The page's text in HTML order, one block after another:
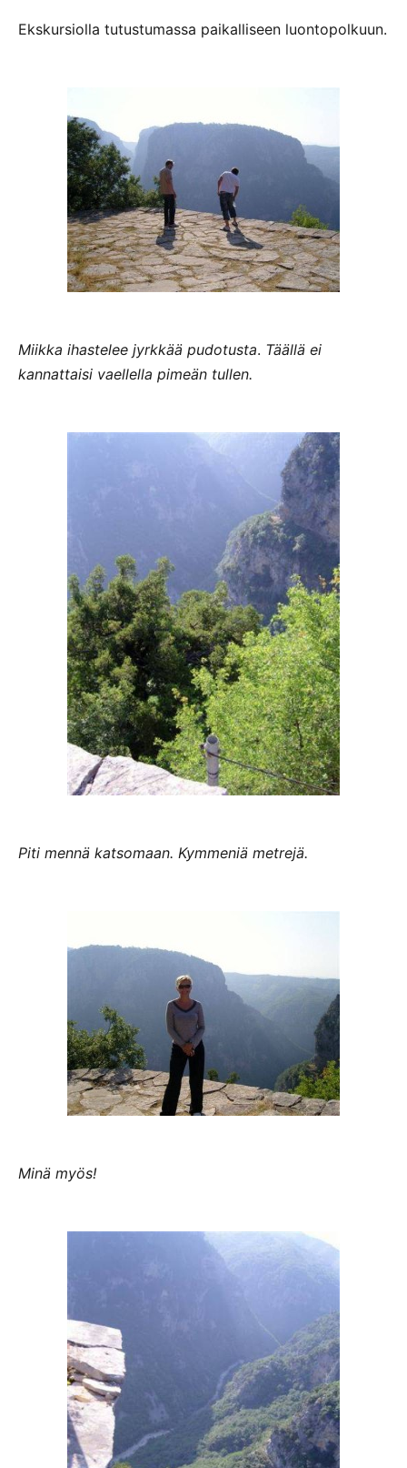
Ekskursiolla tutustumassa paikalliseen luontopolkuun.
Miikka ihastelee jyrkkää pudotusta. Täällä ei
kannattaisi vaellella pimeän tullen.
Piti mennä katsomaan. Kymmeniä metrejä.
Minä myös!